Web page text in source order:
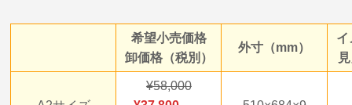
希望小売価格
卸価格（税別）
外寸（mm）
イ
58,000